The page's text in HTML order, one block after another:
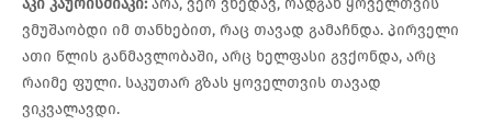
აკი კაურისმიაკი: არა, ვერ ვხედავ, რადგან ყოველთვის
ვმუშაობდი იმ თანხებით, რაც თავად გამაჩნდა. პირველი
ათი წლის განმავლობაში, არც ხელფასი გვქონდა, არც
რაიმე ფული. საკუთარ გზას ყოველთვის თავად
ვიკვალავდი.